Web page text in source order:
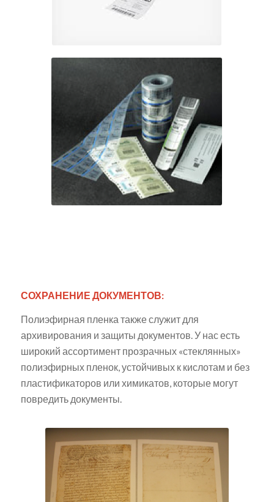
СОХРАНЕНИЕ ДОКУМЕНТОВ:
Полиэфирная пленка также служит для
архивирования и защиты документов. У нас есть
широкий ассортимент прозрачных «стеклянных»
полиэфирных пленок, устойчивых к кислотам и без
пластификаторов или химикатов, которые могут
повредить документы.